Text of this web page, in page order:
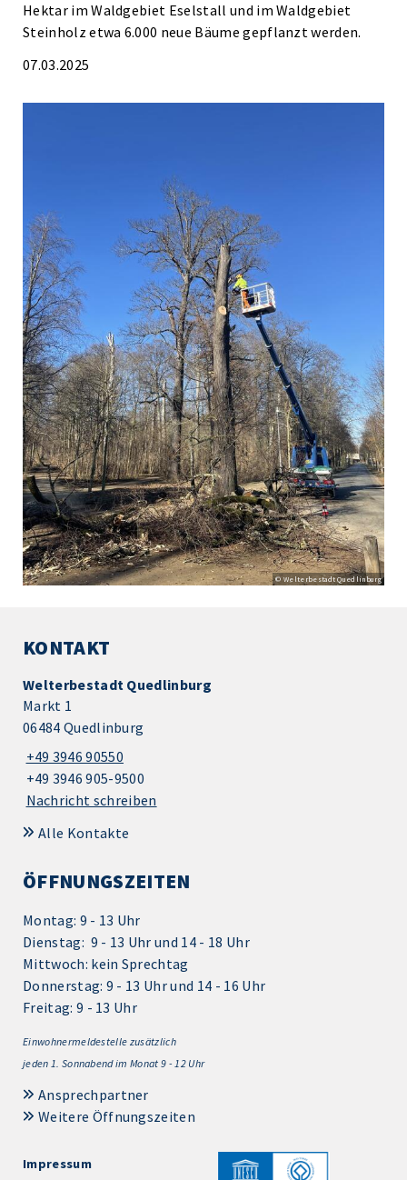
Hektar im Waldgebiet Eselstall und im Waldgebiet
Steinholz etwa 6.000 neue Bäume gepflanzt werden.
07.03.2025
© Welterbestadt Quedlinburg
KONTAKT
Welterbestadt Quedlinburg
Markt 1
06484 Quedlinburg
+49 3946 90550
+49 3946 905-9500
Nachricht schreiben
Alle Kontakte
ÖFFNUNGSZEITEN
Montag: 9 - 13 Uhr
Dienstag: 9 - 13 Uhr und 14 - 18 Uhr
Mittwoch: kein Sprechtag
Donnerstag: 9 - 13 Uhr und 14 - 16 Uhr
Freitag: 9 - 13 Uhr
Einwohnermeldestelle zusätzlich
jeden 1. Sonnabend im Monat 9 - 12 Uhr
Ansprechpartner
Weitere Öffnungszeiten
Impressum